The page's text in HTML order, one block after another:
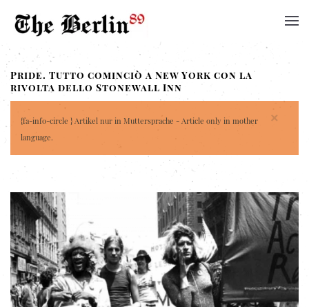
Pride. Tutto cominciò a New York con la
rivolta dello Stonewall Inn
×
{fa-info-circle } Artikel nur in Muttersprache - Article only in mother
language.